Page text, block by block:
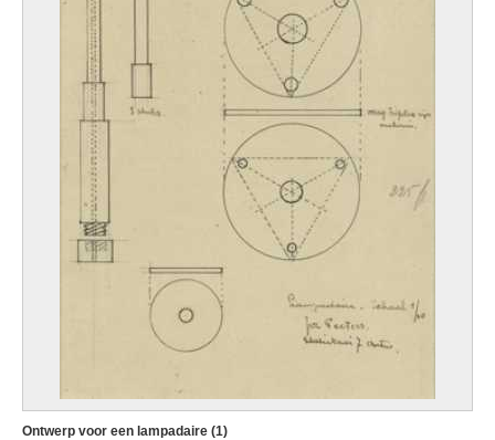
Ontwerp voor een lampadaire (1)